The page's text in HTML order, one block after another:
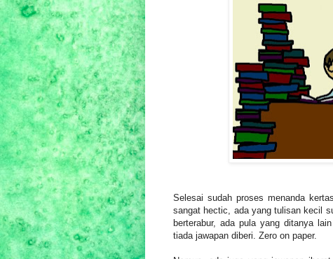
Selesai sudah proses menanda
sangat hectic, ada yang tulisan kecil
berterabur, ada pula yang ditanya
tiada jawapan diberi. Zero on paper.